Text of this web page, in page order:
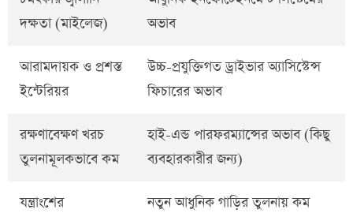
দক্ষতা (মাইলেজ)
অভাব
আরামদায়ক ও প্রশস্ত
ইন্টেরিয়র
উচ্চ-প্রযুক্তিগত ড্রাইভার অ্যাসিস্টেন্স
ফিচারের অভাব
রক্ষণাবেক্ষণ খরচ
তুলনামূলকভাবে কম
হাই-এন্ড পারফরম্যান্সের অভাব (কিছু
ব্যবহারকারীর জন্য)
যন্ত্রাংশের
নতুন আধুনিক গাড়ির তুলনায় কম